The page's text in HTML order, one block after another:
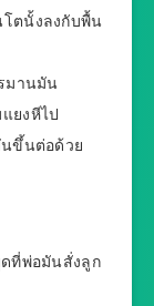
ตนั้งลงกับพื้น
มานมัน
ยงหีไป
ขึ้นต่อด้วย
ดที่พ่อมันสั่งลูก